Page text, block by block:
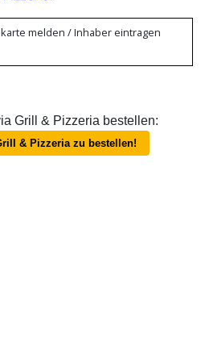
melden / Inhaber eintragen
Grill & Pizzeria bestellen:
& Pizzeria zu bestellen!